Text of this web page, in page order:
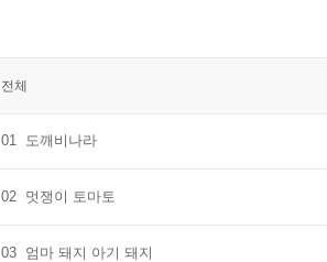
전체
01 도깨비나라
02 멋쟁이 토마토
03 엄마 돼지 아기 돼지